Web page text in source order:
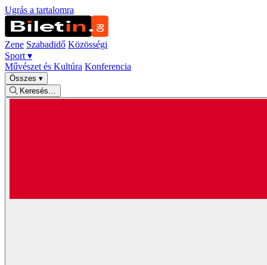
Ugrás a tartalomra
Zene Szabadidő Közösségi
Sport ▾
Művészet és Kultúra Konferencia
Összes ▾
Keresés…